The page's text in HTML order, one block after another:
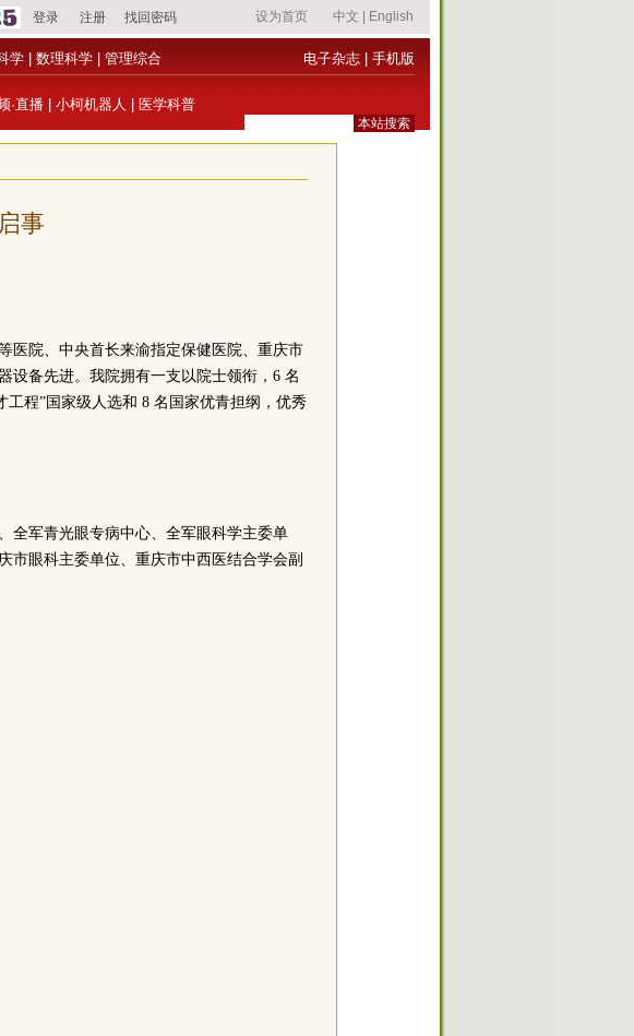
学 数理科学 管理综合 电子杂志 手机版
·直播 小柯机器人 医学科普
事
医院、中央首长来渝指定保健医院、重庆市
设备先进。我院拥有一支以院士领衔，6 名
工程”国家级人选和 8 名国家优青担纲，优秀
全军青光眼专病中心、全军眼科学主委单
市眼科主委单位、重庆市中西医结合学会副